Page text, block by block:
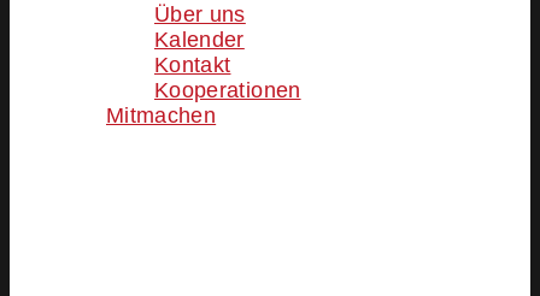
Über uns
Kalender
Kontakt
Kooperationen
Mitmachen